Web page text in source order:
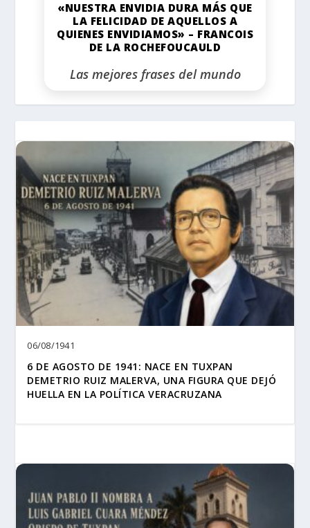
«NUESTRA ENVIDIA DURA MÁS QUE
LA FELICIDAD DE AQUELLOS A
QUIENES ENVIDIAMOS» – FRANCOIS
DE LA ROCHEFOUCAULD
Las mejores frases del mundo
06/08/1941
6 DE AGOSTO DE 1941: NACE EN TUXPAN
DEMETRIO RUIZ MALERVA, UNA FIGURA QUE DEJÓ
HUELLA EN LA POLÍTICA VERACRUZANA